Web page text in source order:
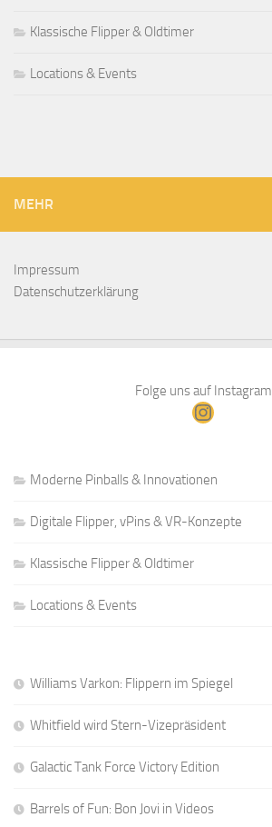
Klassische Flipper & Oldtimer
Locations & Events
MEHR
Impressum
Datenschutzerklärung
Folge uns auf Instagram
Instagram
Moderne Pinballs & Innovationen
Digitale Flipper, vPins & VR-Konzepte
Klassische Flipper & Oldtimer
Locations & Events
Williams Varkon: Flippern im Spiegel
Whitfield wird Stern-Vizepräsident
Galactic Tank Force Victory Edition
Barrels of Fun: Bon Jovi in Videos